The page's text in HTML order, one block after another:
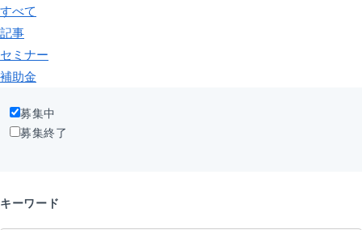
すべて
記事
セミナー
補助金
募集中
募集終了
キーワード